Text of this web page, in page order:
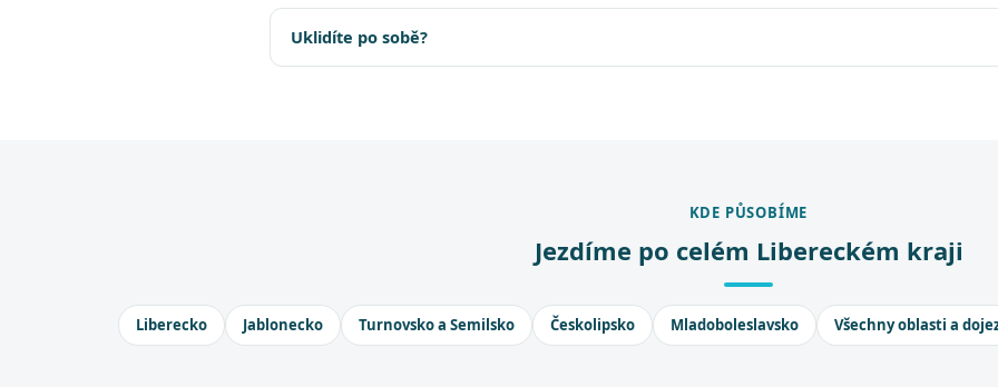
Uklidíte po sobě?
KDE PŮSOBÍME
Jezdíme po celém Libereckém kraji
Liberecko Jablonecko Turnovsko a Semilsko Českolipsko Mladoboleslavsko Všechny oblasti a